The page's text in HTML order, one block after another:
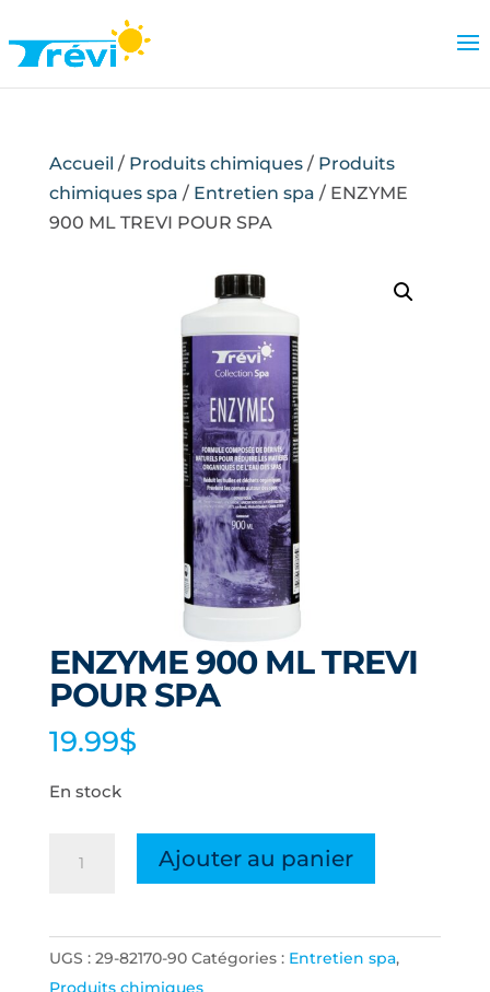
Accueil / Produits chimiques/ Produits
chimiques spa / Entretien spa / ENZYME
900 ML TREVI POUR SPA
ENZYME 900 ML TREVI
POUR SPA
19.99$
En stock
900
ML
Ajouter au panier
UGS : 29-82170-90 Catégories : Entretien spa,
Produits chimiques